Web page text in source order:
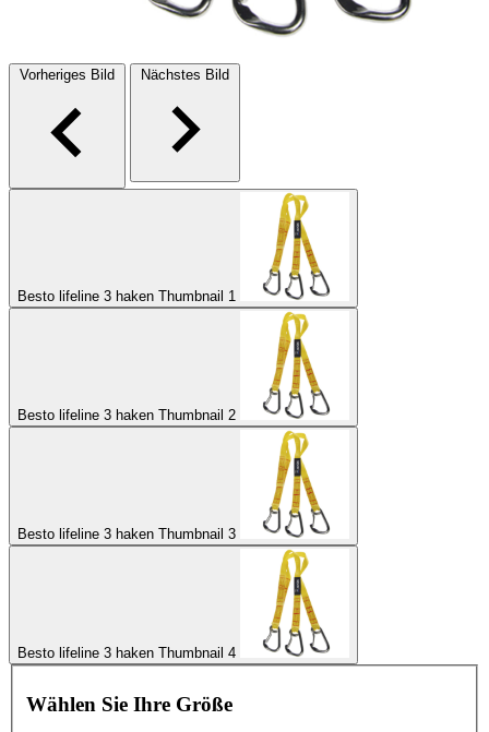
Vorheriges Bild Nächstes Bild
Besto lifeline 3 haken Thumbnail 1
Besto lifeline 3 haken Thumbnail 2
Besto lifeline 3 haken Thumbnail 3
Besto lifeline 3 haken Thumbnail 4
Wählen Sie Ihre Größe